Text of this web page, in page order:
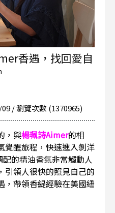
香遇，找回愛自
/ 瀏覽次數 (1370965)
，與楊珮詩Aimer的相
覺醒旅程，快速進入剝洋
的精油香氣非常觸動人
引領人很快的照見自己的
，帶領香緹經驗在美國紐